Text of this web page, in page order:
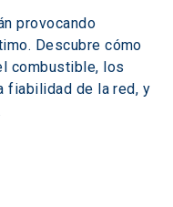
provocando
Descubre cómo
combustible, los
fiabilidad de la red, y